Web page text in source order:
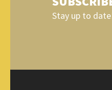
Stay up to